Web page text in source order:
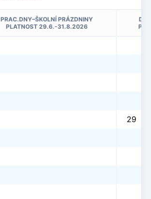
PRAC.DNY–ŠKOLNÍ PRÁZDNINY
PLATNOST 29.6.-31.8.2026
29